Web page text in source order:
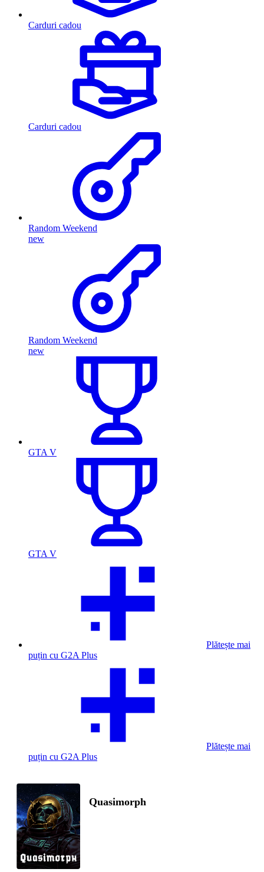
Carduri cadou
Carduri cadou
Random Weekend
new
Random Weekend
new
GTA V
GTA V
Plătește mai
puțin cu G2A Plus
Plătește mai
puțin cu G2A Plus
Quasimorph